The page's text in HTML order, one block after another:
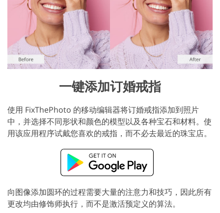
一键添加订婚戒指
使用 FixThePhoto 的移动编辑器将订婚戒指添加到照片
中，并选择不同形状和颜色的模型以及各种宝石和材料。使
用该应用程序试戴您喜欢的戒指，而不必去最近的珠宝店。
向图像添加圆环的过程需要大量的注意力和技巧，因此所有
更改均由修饰师执行，而不是激活预定义的算法。